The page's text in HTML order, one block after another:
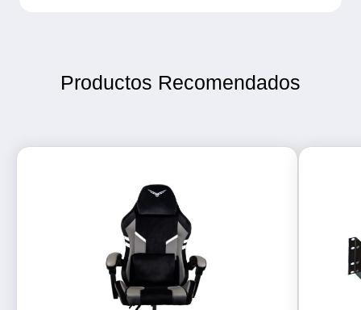
Productos Recomendados